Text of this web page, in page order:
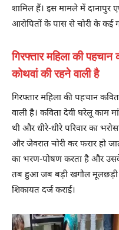
शामिल हैं। इस मामले में दानापुर
आरोपितों के पास से चोरी के कई
गिरफ्तार महिला की
कोथवां की रहने वाली है
गिरफ्तार महिला की पहचान
वाली है। कविता देवी घरेलू काम
थी और धीरे-धीरे परिवार का
और जेवरात चोरी कर फरार हो
का भरण-पोषण करता है और
तब हुआ जब बड़ी खगौल मूलछड़ी
शिकायत दर्ज कराई।